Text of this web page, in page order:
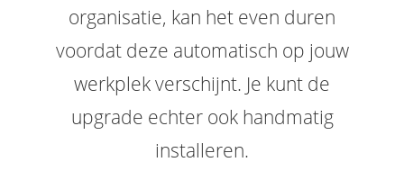
organisatie, kan het even duren
voordat deze automatisch op jouw
werkplek verschijnt. Je kunt de
upgrade echter ook handmatig
installeren.